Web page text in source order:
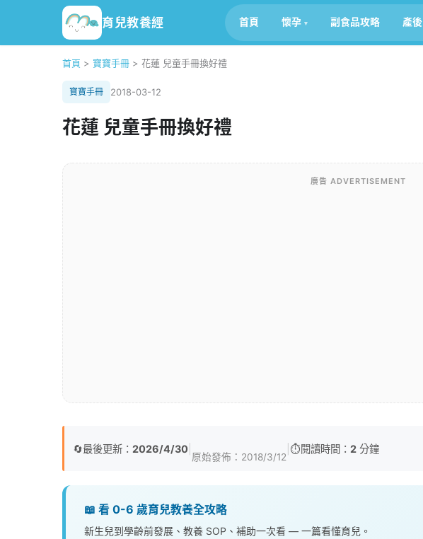
育兒教養經 首頁 懷孕 副食品攻略 產後
首頁 > 寶寶手冊 > 花蓮 兒童手冊換好禮
寶寶手冊 2018-03-12
花蓮 兒童手冊換好禮
廣告 ADVERTISEMENT
🔄最後更新： 2026/4/30
原始發佈： 2018/3/12
⏱️閱讀時間： 2 分鐘
📖 看 0-6 歲育兒教養全攻略
新生兒到學齡前發展、教養 SOP、補助一次看 — 一篇看懂育兒。